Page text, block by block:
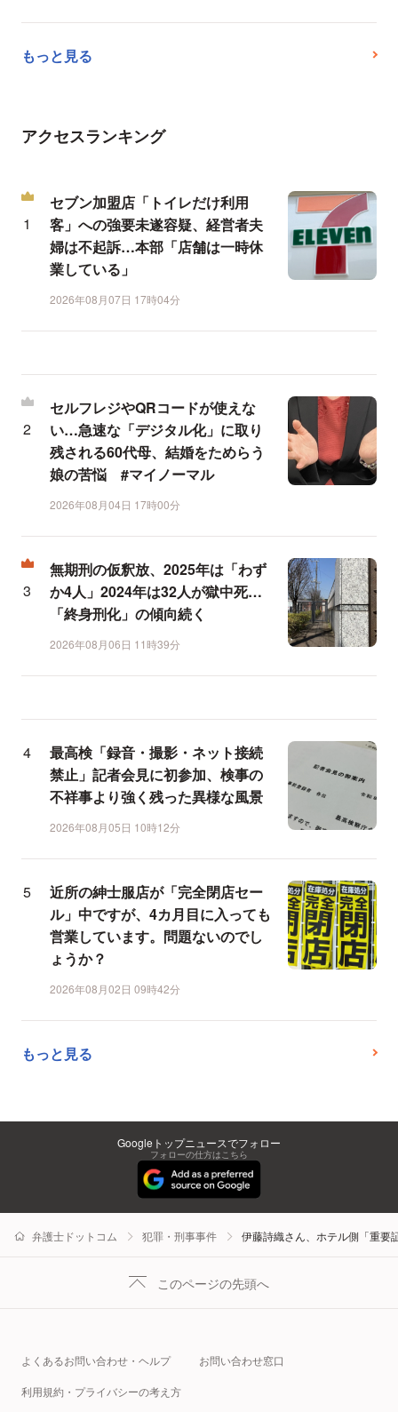
もっと見る
アクセスランキング
セブン加盟店「トイレだけ利用
客」への強要未遂容疑、経営者夫
婦は不起訴…本部「店舗は一時休
業している」
2026年08月07日 17時04分
セルフレジやQRコードが使えな
い…急速な「デジタル化」に取り
残される60代母、結婚をためらう
娘の苦悩 #マイノーマル
2026年08月04日 17時00分
無期刑の仮釈放、2025年は「わず
か4人」2024年は32人が獄中死…
「終身刑化」の傾向続く
2026年08月06日 11時39分
最高検「録音・撮影・ネット接続
禁止」記者会見に初参加、検事の
不祥事より強く残った異様な風景
2026年08月05日 10時12分
近所の紳士服店が「完全閉店セー
ル」中ですが、4カ月目に入っても
営業しています。問題ないのでし
ょうか？
2026年08月02日 09時42分
もっと見る
Googleトップニュースでフォロー
フォローの仕方はこちら
弁護士ドットコム 犯罪・刑事事件 伊藤詩織さん、ホテル側「重要
このページの先頭へ
よくあるお問い合わせ・ヘルプ お問い合わせ窓口
利用規約・プライバシーの考え方